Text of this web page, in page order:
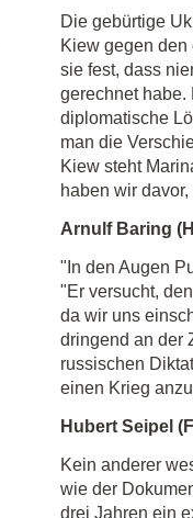
Die gebürtige
Kiew gegen
sie fest, dass
gerechnet habe.
diplomatische
man die
Kiew steht
haben wir
Arnulf Baring
"In den Augen
"Er versucht,
da wir uns
dringend an der
russischen
einen Krieg
Hubert Seipel
Kein anderer
wie der
drei Jahren ein